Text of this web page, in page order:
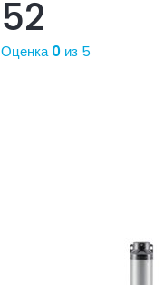
52
Оценка0 из 5